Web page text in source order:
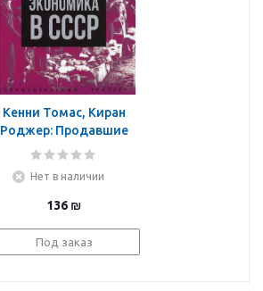
Кенни Томас, Киран
Роджер: Продавшие
социализм. Теневая
Нет в наличии
136 ₪
Под заказ